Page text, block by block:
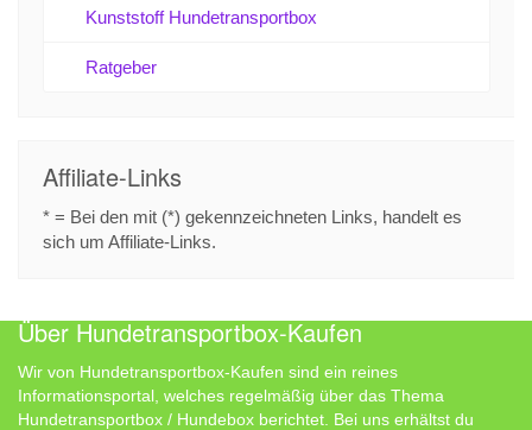
Kunststoff Hundetransportbox
Ratgeber
Affiliate-Links
* = Bei den mit (*) gekennzeichneten Links, handelt es
sich um Affiliate-Links.
Über Hundetransportbox-Kaufen
Wir von Hundetransportbox-Kaufen sind ein reines
Informationsportal, welches regelmäßig über das Thema
Hundetransportbox / Hundebox berichtet. Bei uns erhältst du